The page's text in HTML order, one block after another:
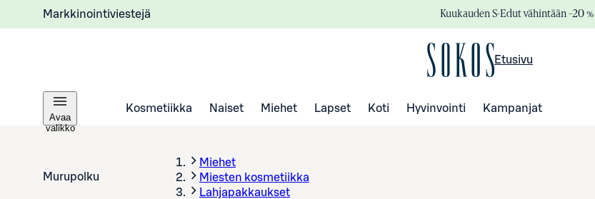
Markkinointiviestejä Kuukauden S-Edut vähintään –20 %
Etusivu
Avaa
valikko
Kosmetiikka Naiset Miehet Lapset Koti Hyvinvointi Kampanjat
Murupolku
Miehet
Miesten kosmetiikka
Lahjapakkaukset